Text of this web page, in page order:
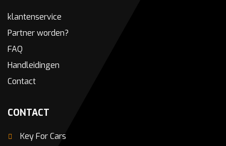
klantenservice
Partner worden?
FAQ
Handleidingen
Contact
CONTACT
Key For Cars